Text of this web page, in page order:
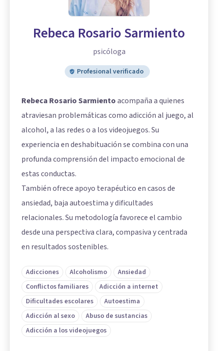
Rebeca Rosario Sarmiento
psicóloga
Profesional verificado
Rebeca Rosario Sarmientoacompaña a quienes
atraviesan problemáticas como adicción al juego, al
alcohol, a las redes o a los videojuegos. Su
experiencia en deshabituación se combina con una
profunda comprensión del impacto emocional de
estas conductas.
También ofrece apoyo terapéutico en casos de
ansiedad, baja autoestima y dificultades
relacionales. Su metodología favorece el cambio
desde una perspectiva clara, compasiva y centrada
en resultados sostenibles.
Adicciones Alcoholismo
Ansiedad
Conflictos familiares
Adicción a internet
Dificultades escolares
Autoestima
Adicción al sexo
Abuso de sustancias
Adicción a los videojuegos